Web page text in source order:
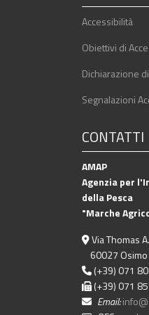
Accessibilità
Obiettivi di
Dichiarazione
Segnalazioni
CONTATTI
AMAP
Agenzia per
della Pesca
"Marche
Via Thomas
60027 Osimo
(+39) 071
(+39) 071
Email: